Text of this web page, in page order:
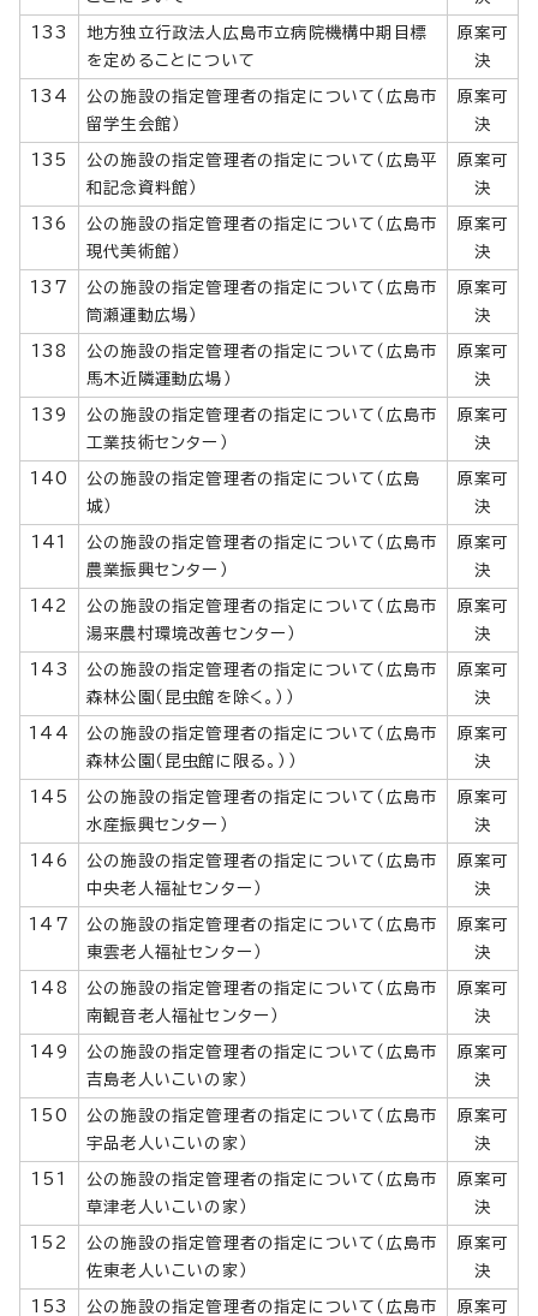
133
地方独立行政法人広島市立病院機構中期目標
を定めることについて
原案可
決
134
公の施設の指定管理者の指定について（広島市
留学生会館）
原案可
決
135
公の施設の指定管理者の指定について（広島平
和記念資料館）
原案可
決
136
公の施設の指定管理者の指定について（広島市
現代美術館）
原案可
決
137
公の施設の指定管理者の指定について（広島市
筒瀬運動広場）
原案可
決
138
公の施設の指定管理者の指定について（広島市
馬木近隣運動広場）
原案可
決
139
公の施設の指定管理者の指定について（広島市
工業技術センター）
原案可
決
140
公の施設の指定管理者の指定について（広島
城）
原案可
決
141
公の施設の指定管理者の指定について（広島市
農業振興センター）
原案可
決
142
公の施設の指定管理者の指定について（広島市
湯来農村環境改善センター）
原案可
決
143
公の施設の指定管理者の指定について（広島市
森林公園（昆虫館を除く。））
原案可
決
144
公の施設の指定管理者の指定について（広島市
森林公園（昆虫館に限る。））
原案可
決
145
公の施設の指定管理者の指定について（広島市
水産振興センター）
原案可
決
146
公の施設の指定管理者の指定について（広島市
中央老人福祉センター）
原案可
決
147
公の施設の指定管理者の指定について（広島市
東雲老人福祉センター）
原案可
決
148
公の施設の指定管理者の指定について（広島市
南観音老人福祉センター）
原案可
決
149
公の施設の指定管理者の指定について（広島市
吉島老人いこいの家）
原案可
決
150
公の施設の指定管理者の指定について（広島市
宇品老人いこいの家）
原案可
決
151
公の施設の指定管理者の指定について（広島市
草津老人いこいの家）
原案可
決
152
公の施設の指定管理者の指定について（広島市
佐東老人いこいの家）
原案可
決
153
公の施設の指定管理者の指定について（広島市
原案可